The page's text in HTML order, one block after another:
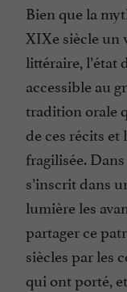
Bien que la
XIXe siècle un
littéraire, l’état
accessible au
tradition orale
de ces récits et
fragilisée.
s’inscrit dans
lumière les
partager ce
siècles par les
qui ont porté,